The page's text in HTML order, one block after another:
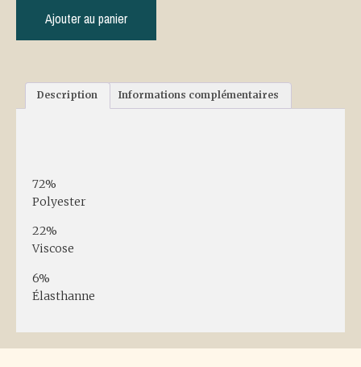
Ajouter au panier
Description Informations complémentaires
72%
Polyester
22%
Viscose
6%
Élasthanne